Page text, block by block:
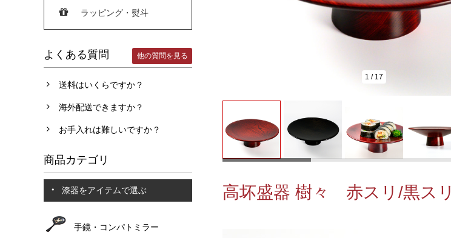
ラッピング・熨斗
よくある質問 他の質問を見る
送料はいくらですか？
海外配送できますか？
お手入れは難しいですか？
商品カテゴリ
漆器をアイテムで選ぶ
手鏡・コンパトミラー
1 / 17
高坏盛器 樹々 赤スリ/黒スリ